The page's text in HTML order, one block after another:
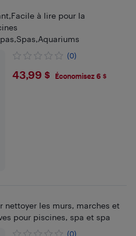
à lire pour la
(0)
$43.99
43,99 $ Économisez 6 $
nettoyer les murs, marches et
pour piscines, spa et spa
(0)